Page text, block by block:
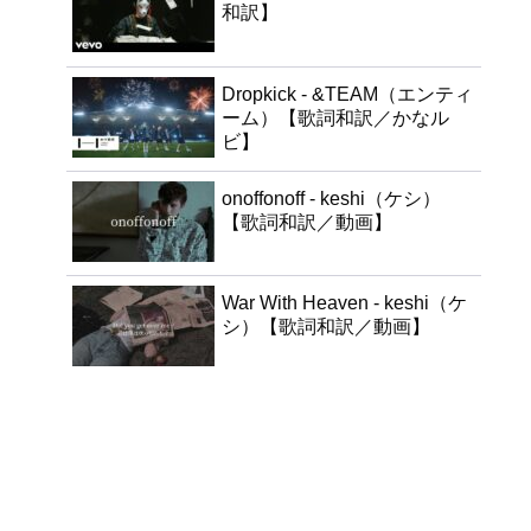
和訳】
Dropkick - &TEAM（エンティ
ーム）【歌詞和訳／かなル
ビ】
onoffonoff - keshi（ケシ）
【歌詞和訳／動画】
War With Heaven - keshi（ケ
シ）【歌詞和訳／動画】